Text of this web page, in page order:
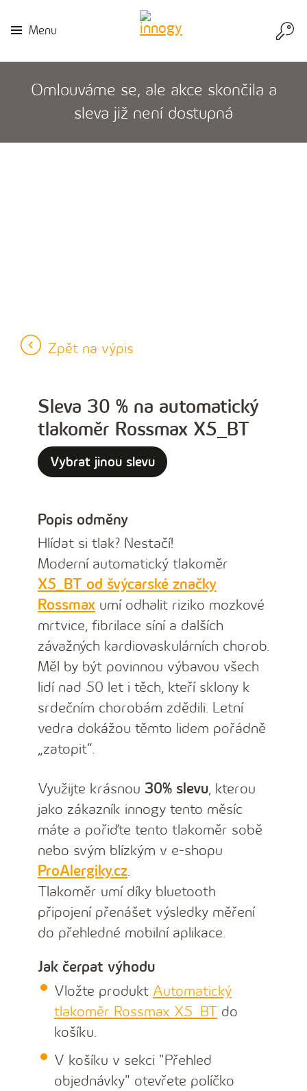
Menu
Omlouváme se, ale akce skončila a
sleva již není dostupná
Zpět na výpis
Sleva 30 % na automatický
tlakoměr Rossmax X5_BT
Vybrat jinou slevu
Popis odměny
Hlídat si tlak? Nestačí!
Moderní automatický tlakoměr
X5_BT od švýcarské značky
Rossmax umí odhalit riziko mozkové
mrtvice, fibrilace síní a dalších
závažných kardiovaskulárních chorob.
Měl by být povinnou výbavou všech
lidí nad 50 let i těch, kteří sklony k
srdečním chorobám zdědili. Letní
vedra dokážou těmto lidem pořádně
„zatopit“.
Využijte krásnou 30% slevu, kterou
jako zákazník innogy tento měsíc
máte a pořiďte tento tlakoměr sobě
nebo svým blízkým v e-shopu
ProAlergiky.cz.
Tlakoměr umí díky bluetooth
připojení přenášet výsledky měření
do přehledné mobilní aplikace.
Jak čerpat výhodu
Vložte produkt Automatický
tlakoměr Rossmax X5_BT do
košíku.
V košíku v sekci "Přehled
objednávky" otevřete políčko